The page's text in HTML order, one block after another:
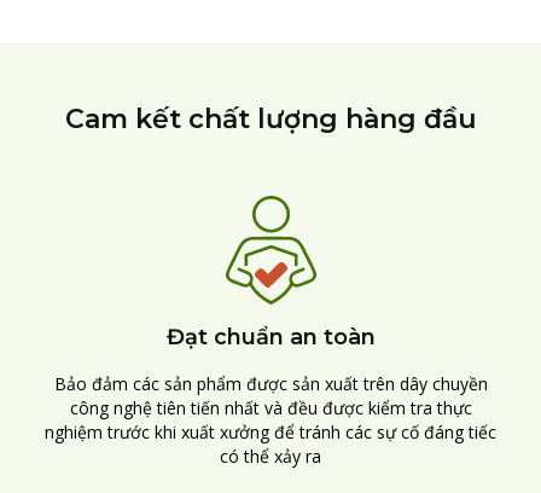
Cam kết chất lượng hàng đầu
Đạt chuẩn an toàn
Bảo đảm các sản phẩm được sản xuất trên dây chuyền
công nghệ tiên tiến nhất và đều được kiểm tra thực
nghiệm trước khi xuất xưởng để tránh các sự cố đáng tiếc
có thể xảy ra